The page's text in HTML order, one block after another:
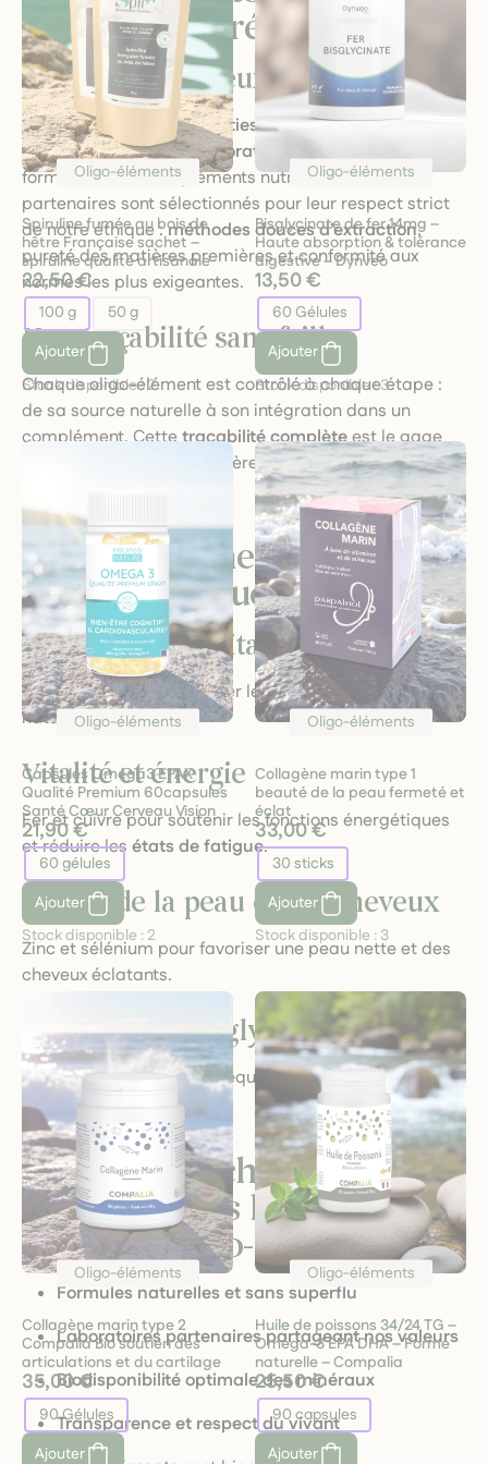
une qualité irréprochable
Un choix rigoureux de partenaires
ChezM’Aimer dans les Orties, nous collaborons
uniquement avec deslaboratoires experts
formulation de compléments nutritionnels. Ces
partenaires sont sélectionnés pour leur respect strict
de notre éthique :méthodes douces d’extraction,
pureté des matières premières et conformité aux
normes les plus exigeantes.
Une traçabilité sans faille
Chaque oligo-élément est contrôlé à chaque étape :
de sa source naturelle à son intégration dans un
complément. Cettetraçabilité complèteest le gage
de notre exigence en matière de qualité, de sécurité et
📂 Une gamme ciblée pour
vos besoins quotidiens
Système immunitaire renforcé
Zinc et sélénium pour aider le corps à se défendre
naturellement.
Vitalité et énergie
Fer et cuivre pour soutenir les fonctions énergétiques
et réduire les états de fatigue.
Beauté de la peau et des cheveux
Zinc et sélénium pour favoriser une peau nette et des
cheveux éclatants.
Métabolisme et glycémie
Chrome pour un meilleur équilibre des sucres dans le
sang.
🌿 Pourquoi choisir
M’Aimer dans les Orties
pour vos oligo-éléments ?
Formules naturelles et sans superflu
Laboratoires partenaires partageant nos valeurs
Biodisponibilité optimale des minéraux
Transparence et respect du vivant
Oligo-éléments
Spiruline fumée au bois de
hêtre Française sachet –
spiruline qualité artisanale
22,50 €
100 g
50 g
Ajouter
Stock disponible :2
Oligo-éléments
Bisglycinate de fer 14mg –
Haute absorption & tolérance
digestive – Dynveo
13,50 €
60 Gélules
Ajouter
Stock disponible :3
Oligo-éléments
Capsules Oméga3 EPAX
Qualité Premium 60capsules
Santé Cœur Cerveau Vision
21,90 €
60 gélules
Ajouter
Stock disponible : 2
Oligo-éléments
Collagène marin type 1
beauté de la peau fermeté et
éclat
33,00 €
30 sticks
Ajouter
Stock disponible : 3
Oligo-éléments
Collagène marin type 2
Compalia Bio soutien des
articulations et du cartilage
35,00 €
90 Gélules
Ajouter
Oligo-éléments
Huile de poissons 34/24 TG –
Oméga-3 EPA DHA – Forme
naturelle – Compalia
25,50 €
90 capsules
Ajouter